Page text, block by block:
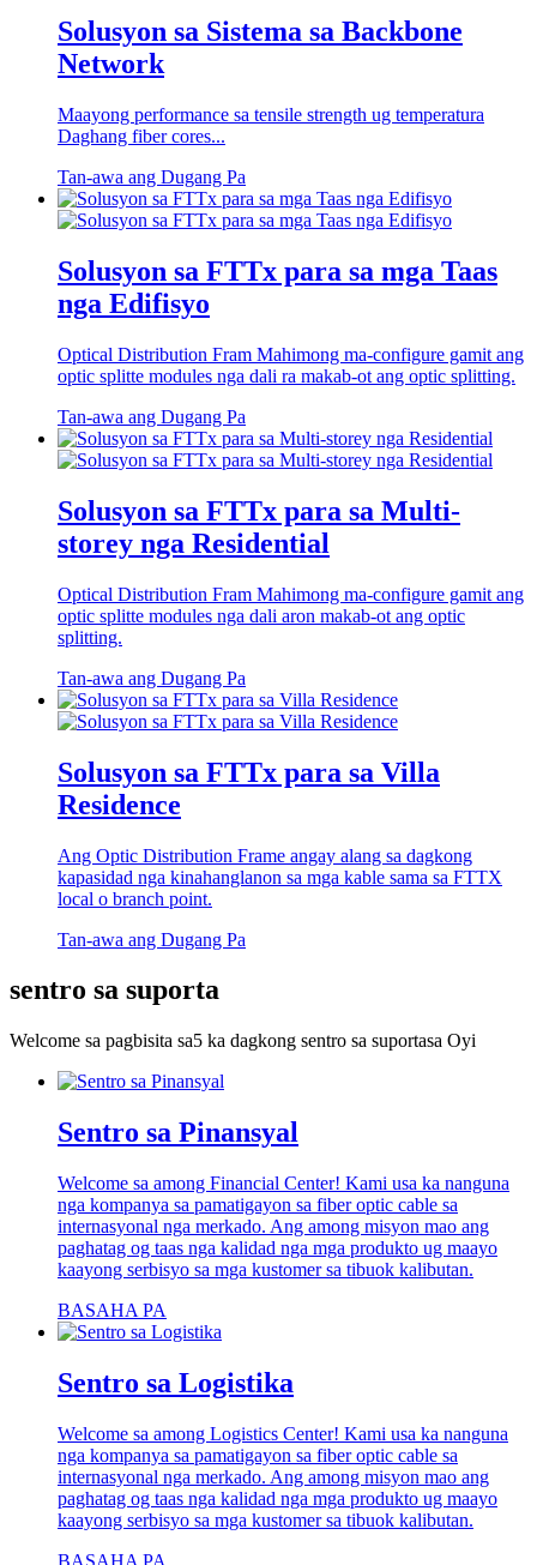
Solusyon sa Sistema sa Backbone
Network
Maayong performance sa tensile strength ug temperatura
Daghang fiber cores...
Tan-awa ang Dugang Pa
Solusyon sa FTTx para sa mga Taas
nga Edifisyo
Optical Distribution Fram Mahimong ma-configure gamit ang
optic splitte modules nga dali ra makab-ot ang optic splitting.
Tan-awa ang Dugang Pa
Solusyon sa FTTx para sa Multi-
storey nga Residential
Optical Distribution Fram Mahimong ma-configure gamit ang
optic splitte modules nga dali aron makab-ot ang optic
splitting.
Tan-awa ang Dugang Pa
Solusyon sa FTTx para sa Villa
Residence
Ang Optic Distribution Frame angay alang sa dagkong
kapasidad nga kinahanglanon sa mga kable sama sa FTTX
local o branch point.
Tan-awa ang Dugang Pa
sentro sa suporta
Welcome sa pagbisita sa5 ka dagkong sentro sa suportasa Oyi
Sentro sa Pinansyal
Welcome sa among Financial Center! Kami usa ka nanguna
nga kompanya sa pamatigayon sa fiber optic cable sa
internasyonal nga merkado. Ang among misyon mao ang
paghatag og taas nga kalidad nga mga produkto ug maayo
kaayong serbisyo sa mga kustomer sa tibuok kalibutan.
BASAHA PA
Sentro sa Logistika
Welcome sa among Logistics Center! Kami usa ka nanguna
nga kompanya sa pamatigayon sa fiber optic cable sa
internasyonal nga merkado. Ang among misyon mao ang
paghatag og taas nga kalidad nga mga produkto ug maayo
kaayong serbisyo sa mga kustomer sa tibuok kalibutan.
BASAHA PA